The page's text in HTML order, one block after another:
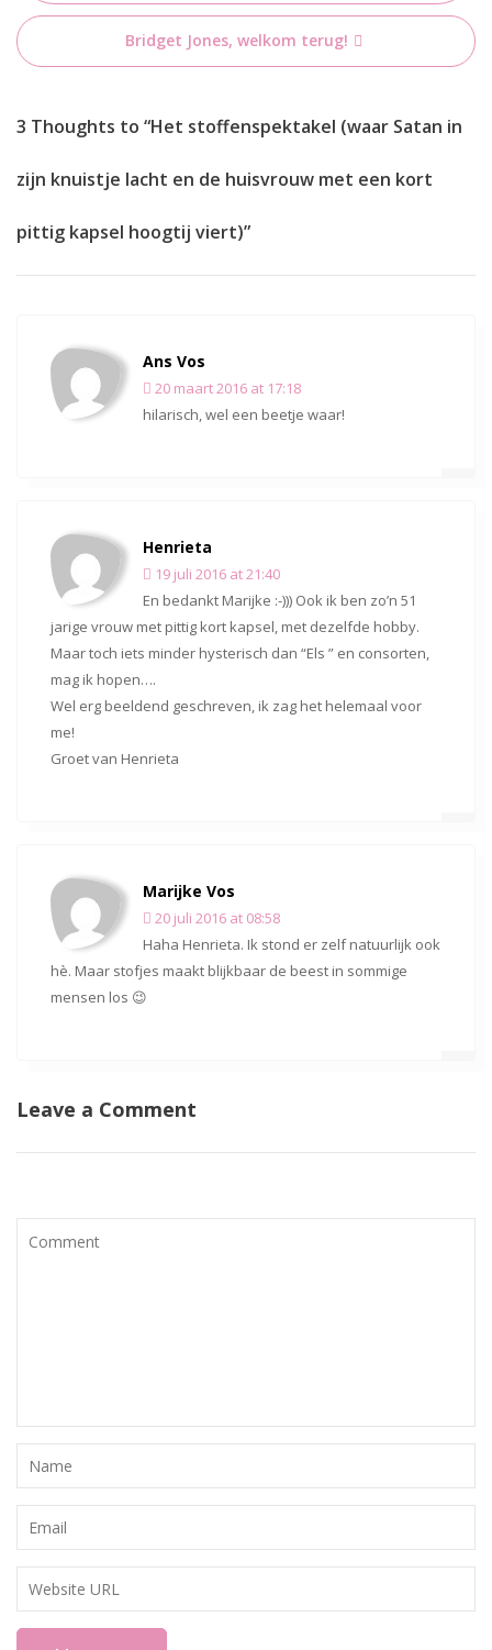
Bridget Jones, welkom terug!
3 Thoughts to “Het stoffenspektakel (waar Satan in
zijn knuistje lacht en de huisvrouw met een kort
pittig kapsel hoogtij viert)”
Ans Vos
20 maart 2016 at 17:18
hilarisch, wel een beetje waar!
Henrieta
19 juli 2016 at 21:40
En bedankt Marijke :-))) Ook ik ben zo’n 51
jarige vrouw met pittig kort kapsel, met dezelfde hobby.
Maar toch iets minder hysterisch dan “Els ” en consorten,
mag ik hopen….
Wel erg beeldend geschreven, ik zag het helemaal voor
me!
Groet van Henrieta
Marijke Vos
20 juli 2016 at 08:58
Haha Henrieta. Ik stond er zelf natuurlijk ook
hè. Maar stofjes maakt blijkbaar de beest in sommige
mensen los 😉
Leave a Comment